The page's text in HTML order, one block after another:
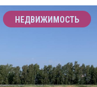
НЕДВИЖИМОСТЬ